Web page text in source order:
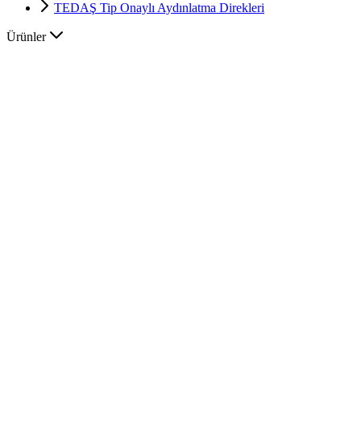
TEDAŞ Tip Onaylı Aydınlatma Direkleri
Ürünler